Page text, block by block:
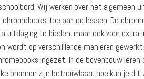
Wij werken over het algemeen
chromebooks toe aan de lessen. De
uitdaging te bieden, maar ook voor extra
wordt op verschilllende manieren
ingezet. In de bovenbouw leren
bronnen zijn betrouwbaar, hoe kun je dit